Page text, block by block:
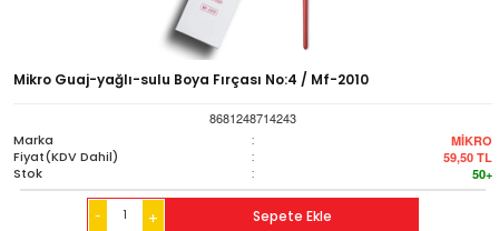
Mikro Guaj-yağlı-sulu Boya Fırçası No:4 / Mf-2010
8681248714243
Marka
: MİKRO
Fiyat(KDV Dahil) : 59,50 TL
Stok : 50+
- + Sepete Ekle